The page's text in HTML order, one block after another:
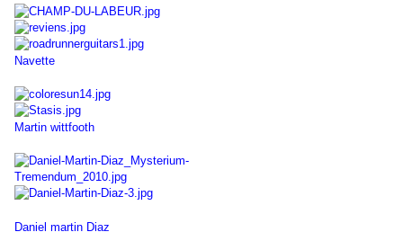
Navette
Martin wittfooth
Daniel martin Diaz